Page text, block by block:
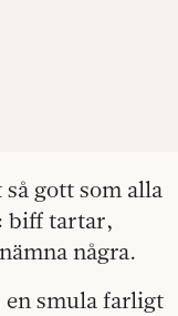
gott som alla
biff tartar,
några.
smula farligt